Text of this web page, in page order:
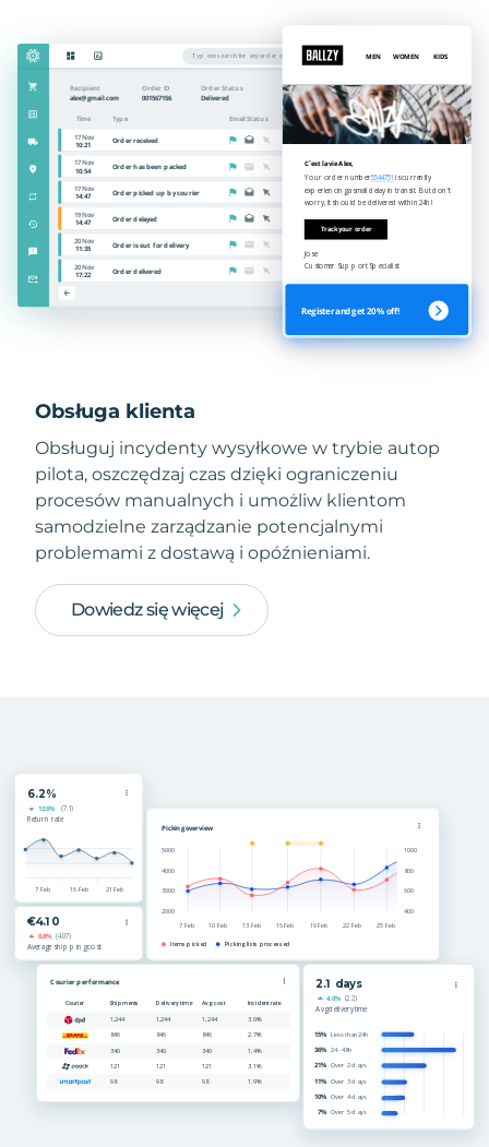
Obsługa klienta
Obsługuj incydenty wysyłkowe w trybie autop
pilota, oszczędzaj czas dzięki ograniczeniu
procesów manualnych i umożliw klientom
samodzielne zarządzanie potencjalnymi
problemami z dostawą i opóźnieniami.
Dowiedz się więcej